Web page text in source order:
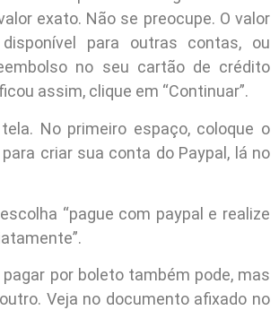
exato. Não se preocupe. O valor
para outras contas, ou
no seu cartão de crédito
assim, clique em “Continuar”.
No primeiro espaço, coloque o
criar sua conta do Paypal, lá no
“pague com paypal e realize
por boleto também pode, mas
Veja no documento afixado no